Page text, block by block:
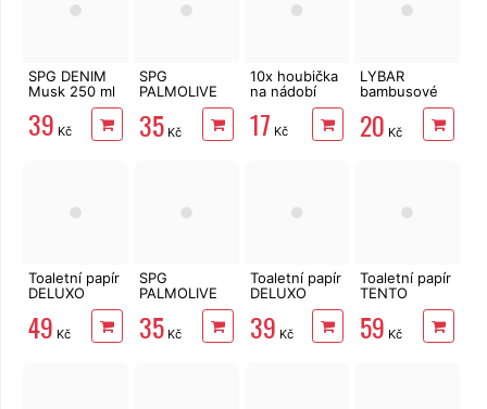
SPG DENIM
Musk 250 ml
39 Kč
SPG
PALMOLIVE
Orchid & Milk
250 ml
35Kč
10x houbička
na nádobí
17 Kč
LYBAR
bambusové
tyčinky 200
ks
20 Kč
Toaletní papír
DELUXO
3vrstvý 8 rolí,
132 m
49 Kč
SPG
PALMOLIVE
Coconut 250
ml
35Kč
Toaletní papír
DELUXO
2vrstvý 8 rolí,
158 m
39 Kč
Toaletní papír
TENTO
3vrstvý 8 rolí,
144 m
59 Kč